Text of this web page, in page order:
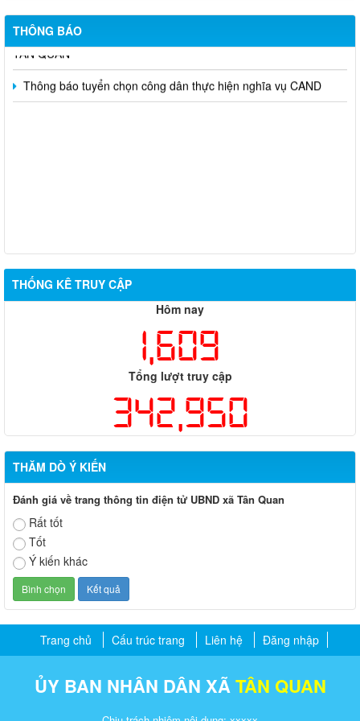
THÔNG BÁO
DANH SÁCH TÊN GỌI ẤP SAU SẮP XẾP TRÊN ĐỊA BÀN XÃ
TÂN QUAN
Thông báo tuyển chọn công dân thực hiện nghĩa vụ CAND
THỐNG KÊ TRUY CẬP
Hôm nay
1,609
Tổng lượt truy cập
342,950
THĂM DÒ Ý KIẾN
Đánh giá về trang thông tin điện tử UBND xã Tân Quan
Rất tốt
Tốt
Ý kiến khác
Trang chủ Cấu trúc trang Liên hệ Đăng nhập
ỦY BAN NHÂN DÂN XÃTÂN QUAN